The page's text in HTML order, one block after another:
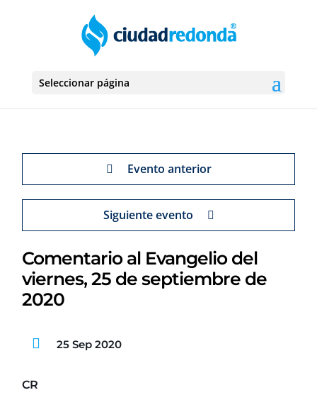
Seleccionar página
Evento anterior
Siguiente evento
Comentario al Evangelio del
viernes, 25 de septiembre de
2020
25 Sep 2020
CR